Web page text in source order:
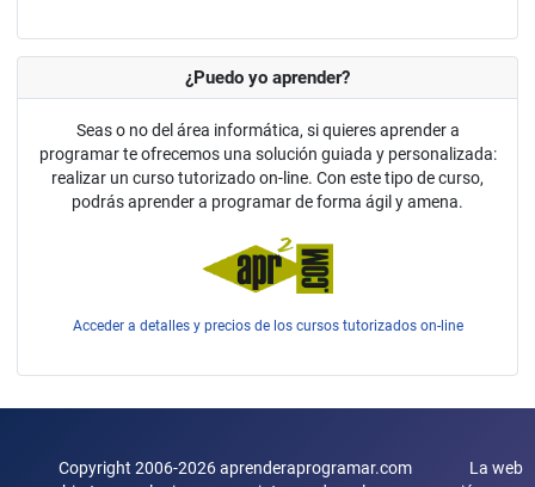
¿Puedo yo aprender?
Seas o no del área informática, si quieres aprender a
programar te ofrecemos una solución guiada y personalizada:
realizar un curso tutorizado on-line. Con este tipo de curso,
podrás aprender a programar de forma ágil y amena.
Acceder a detalles y precios de los cursos tutorizados on-line
Copyright 2006-2026 aprenderaprogramar.com La web